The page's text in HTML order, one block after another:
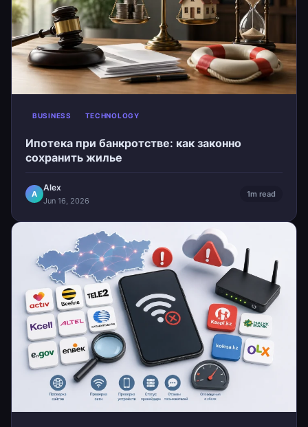
BUSINESS TECHNOLOGY
Ипотека при банкротстве: как законно
сохранить жилье
A
Alex
Jun 16, 2026
1m read